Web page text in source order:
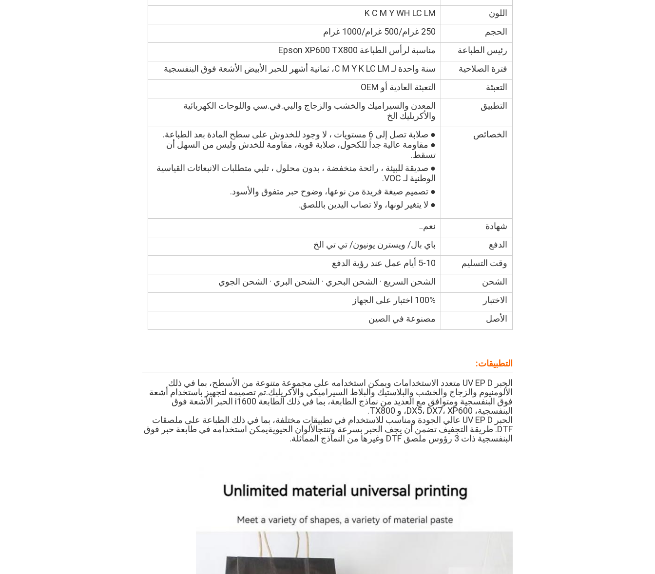
اللون
K C M Y WH LC LM
الحجم
250 غرام/500 غرام/1000 غرام
رئيس الطباعة
مناسبة لرأس الطباعة Epson XP600 TX800
فترة الصلاحية
سنة واحدة لـ C M Y K LC LM، ثمانية أشهر للحبر الأبيض الأشعة فوق البنفسجية
التعبئة
التعبئة العادية أو OEM
التطبيق
المعدن والسيراميك والخشب والزجاج والبي.في.سي واللوحات الكهربائية
والأكريليك الخ
الخصائص
● صلابة تصل إلى 6 مستويات ، لا وجود للخدوش على سطح المادة بعد الطباعة.
● مقاومة عالية جداً للكحول، صلابة قوية، مقاومة للخدش وليس من السهل أن
تسقط.
● صديقة للبيئة ، رائحة منخفضة ، بدون محلول ، تلبي متطلبات الانبعاثات القياسية
الوطنية لـ VOC.
● تصميم صيغة فريدة من نوعها، وضوح حبر متفوق والأسود.
● لا يتغير لونها، ولا تصاب اليدين باللصق.
شهادة
نعم..
الدفع
باي بال/ ويسترن يونيون/ تي تي الخ
وقت التسليم
5-10 أيام عمل عند رؤية الدفع
الشحن
الشحن السريع · الشحن البحري · الشحن البري · الشحن الجوي
الاختبار
100% اختبار على الجهاز
الأصل
مصنوعة في الصين
التطبيقات:
الحبر UV EP D متعدد الاستخدامات ويمكن استخدامه على مجموعة متنوعة من الأسطح، بما في ذلك
الألومنيوم والزجاج والخشب والبلاستيك والبلاط السيراميكي والأكريليك.تم تصميمه لتجهيز باستخدام أشعة
فوق البنفسجية ومتوافق مع العديد من نماذج الطابعة، بما في ذلك الطابعة i1600 الحبر الأشعة فوق
البنفسجية، DX5، DX7، XP600، و TX800.
الحبر UV EP D عالي الجودة ومناسب للاستخدام في تطبيقات مختلفة، بما في ذلك الطباعة على ملصقات
DTF. طريقة التجفيف تضمن أن يجف الحبر بسرعة وتنتجالألوان الحيويةيمكن استخدامه في طابعة حبر فوق
البنفسجية ذات 3 رؤوس ملصق DTF وغيرها من النماذج المماثلة.